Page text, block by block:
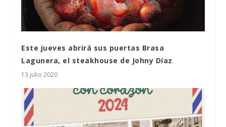
Este jueves abrirá sus puertas Brasa
Lagunera, el steakhouse de Johny Díaz
13 julio 2020